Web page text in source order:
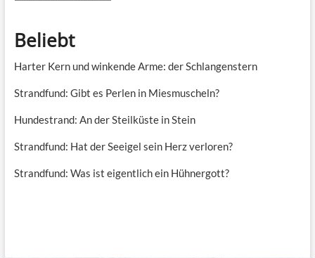
Beliebt
Harter Kern und winkende Arme: der Schlangenstern
Strandfund: Gibt es Perlen in Miesmuscheln?
Hundestrand: An der Steilküste in Stein
Strandfund: Hat der Seeigel sein Herz verloren?
Strandfund: Was ist eigentlich ein Hühnergott?